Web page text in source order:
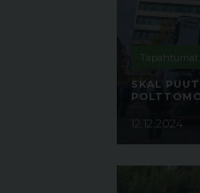
Tapahtumat
SKAL
12.12.2024